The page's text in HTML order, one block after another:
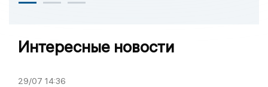
Интересные новости
29/07 14:36